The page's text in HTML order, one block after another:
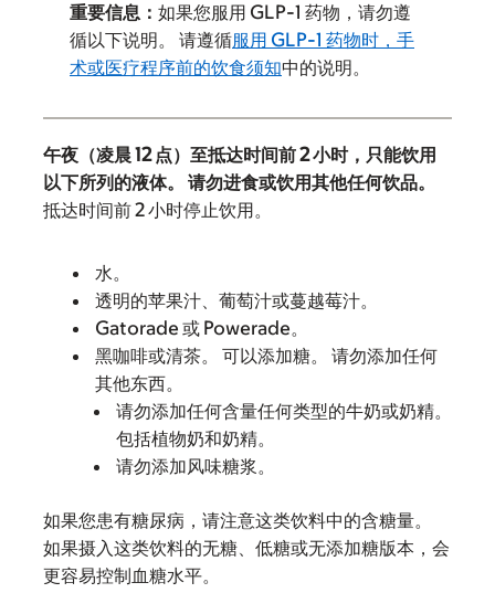
重要信息： 如果您服用 GLP-1 药物，请勿遵
循以下说明。 请遵循服用 GLP-1 药物时，手
术或医疗程序前的饮食须知中的说明。
午夜（凌晨 12 点）至抵达时间前 2 小时，只能饮用
以下所列的液体。 请勿进食或饮用其他任何饮品。
抵达时间前 2 小时停止饮用。
水。
透明的苹果汁、葡萄汁或蔓越莓汁。
Gatorade 或 Powerade。
黑咖啡或清茶。 可以添加糖。 请勿添加任何
其他东西。
请勿添加任何含量任何类型的牛奶或奶精。
包括植物奶和奶精。
请勿添加风味糖浆。
如果您患有糖尿病，请注意这类饮料中的含糖量。
如果摄入这类饮料的无糖、低糖或无添加糖版本，会
更容易控制血糖水平。